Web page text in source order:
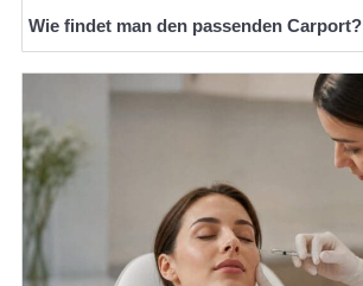
Wie findet man den passenden Carport?